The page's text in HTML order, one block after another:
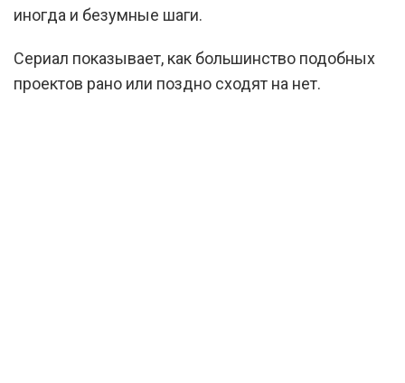
иногда и безумные шаги.
Сериал показывает, как большинство подобных
проектов рано или поздно сходят на нет.